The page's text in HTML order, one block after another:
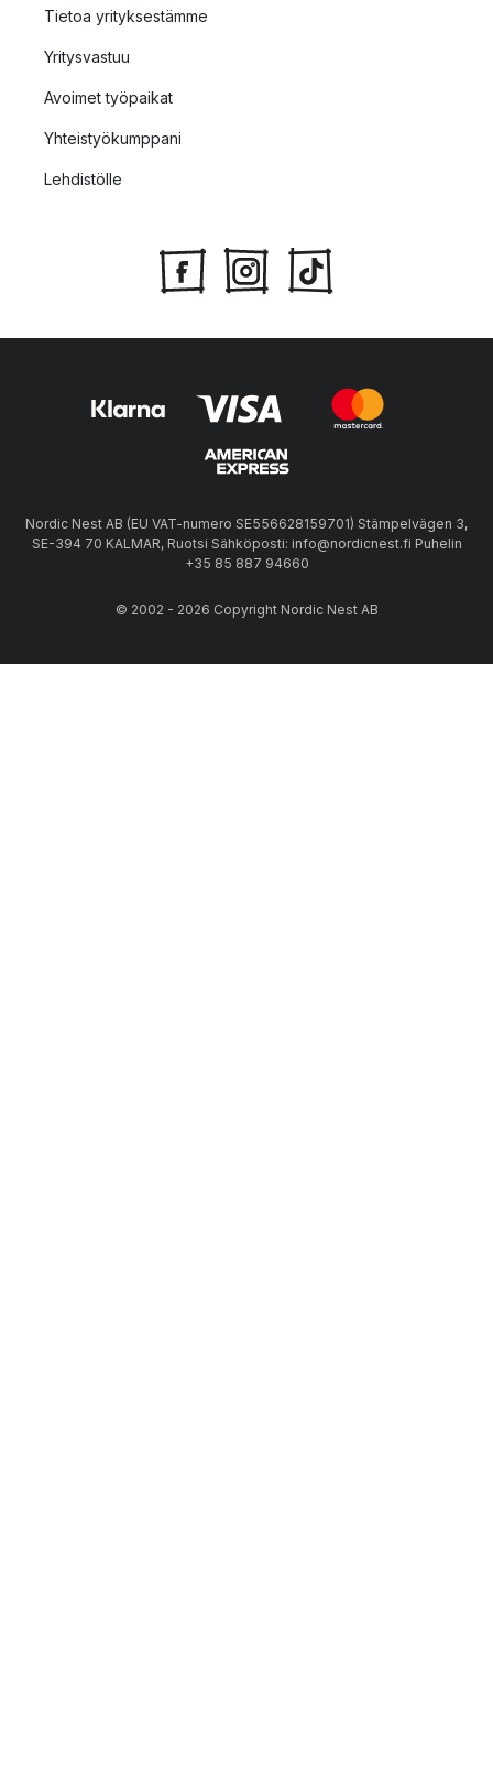
Tietoa yrityksestämme
Yritysvastuu
Avoimet työpaikat
Yhteistyökumppani
Lehdistölle
Nordic Nest AB (EU VAT-numero SE556628159701) Stämpelvägen 3,
SE-394 70 KALMAR, Ruotsi Sähköposti: info@nordicnest.fi Puhelin
+35 85 887 94660
© 2002 - 2026 Copyright Nordic Nest AB